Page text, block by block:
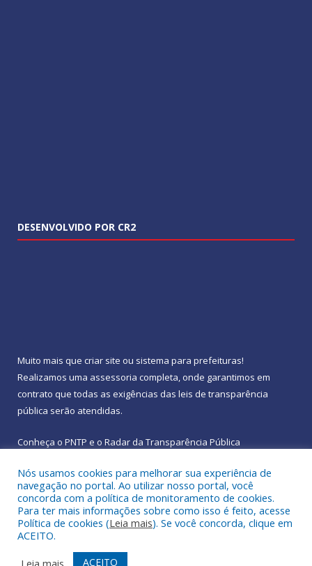
DESENVOLVIDO POR CR2
Muito mais que criar site ou sistema para prefeituras!
Realizamos uma assessoria completa, onde garantimos em
contrato que todas as exigências das leis de transparência
pública serão atendidas.
Conheça o PNTP e o Radar da Transparência Pública
Todos os direitos reservados a Prefeitura Municipal de
Rebouças.
Mapa do Site Acessar Área Administrativa
Nós usamos cookies para melhorar sua experiência de
navegação no portal. Ao utilizar nosso portal, você
concorda com a política de monitoramento de cookies.
Para ter mais informações sobre como isso é feito, acesse
Política de cookies (Leia mais). Se você concorda, clique em
ACEITO.
Leia mais
ACEITO